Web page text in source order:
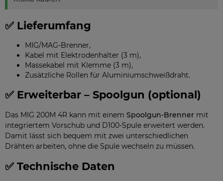
✅ Lieferumfang
MIG/MAG-Brenner,
Kabel mit Elektrodenhalter (3 m),
Massekabel mit Klemme (3 m),
Zusätzliche Rollen für Aluminiumschweißdraht.
✅ Erweiterbar – Spoolgun (optional)
Das MIG 200M 4R kann mit einem Spoolgun-Brenner mit
integriertem Vorschub und D100-Spule erweitert werden.
Damit lässt sich bequem mit zwei unterschiedlichen
Drähten arbeiten, ohne die Spule wechseln zu müssen.
✅ Technische Daten